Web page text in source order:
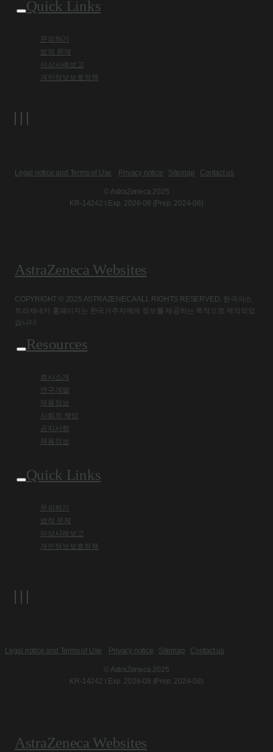
Quick Links
문의하기
법적 문제
이상사례보고
개인정보보호정책
Legal notice and Terms of Use Privacy notice Sitemap Contact us
© AstraZeneca 2025
KR-14242 l Exp. 2026-08 (Prep. 2024-08)
AstraZeneca Websites
COPYRIGHT © 2025 ASTRAZENECA ALL RIGHTS RESERVED. 한국아스
트라제네카 홈페이지는 한국거주자에게 정보를 제공하는 목적으로 제작되었
습니다.
Resources
회사소개
연구개발
제품정보
사회적 책임
공지사항
채용정보
Quick Links
문의하기
법적 문제
이상사례보고
개인정보보호정책
Legal notice and Terms of Use Privacy notice Sitemap Contact us
© AstraZeneca 2025
KR-14242 l Exp. 2026-08 (Prep. 2024-08)
AstraZeneca Websites